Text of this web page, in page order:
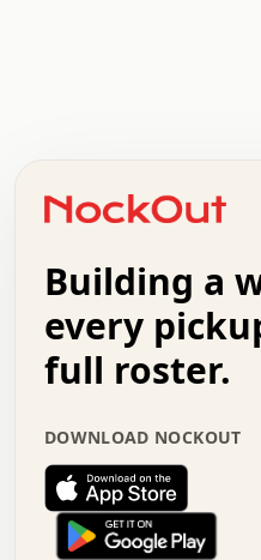
+   .   .   .   .   .
.   .   .   .   .   .
.   .   .   .   +   .
.   :   .   .   .   .
.   .   x   .   .   .
.   .   .   .   :   .
.   .   .   .   .   .
.   .   .   .   .   .
.   .   .   .   .   :
.   .   .   .   .   .
.   .   :   o   .   .
Building a
every
full roster.
DOWNLOAD NOCKOUT